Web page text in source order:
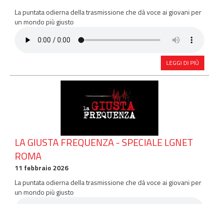
La puntata odierna della trasmissione che dà voce ai giovani per
un mondo più giusto
LEGGI DI PIÙ
LA GIUSTA FREQUENZA - SPECIALE LGNET
ROMA
11 febbraio 2026
La puntata odierna della trasmissione che dà voce ai giovani per
un mondo più giusto